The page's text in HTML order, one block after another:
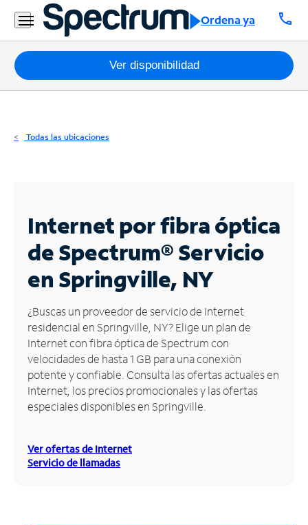
Ordena ya call
Residencial
Business
Paquetes
Internet
Business
Contáctanos
Inglés
Administrar
cuenta
Encuentra
una
tienda
Ver disponibilidad
Todas las ubicaciones
Internet por fibra óptica
de Spectrum®Servicio
en Springville, NY
¿Buscas un proveedor de servicio de Internet
residencial en Springville, NY? Elige un plan de
Internet con fibra óptica de Spectrum con
velocidades de hasta 1 GB para una conexión
potente y confiable. Consulta las ofertas actuales en
Internet, los precios promocionales y las ofertas
especiales disponibles en Springville.
Ver ofertas de Internet
Servicio de llamadas